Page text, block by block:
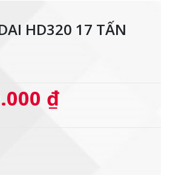
HD320 17 TẤN
₫